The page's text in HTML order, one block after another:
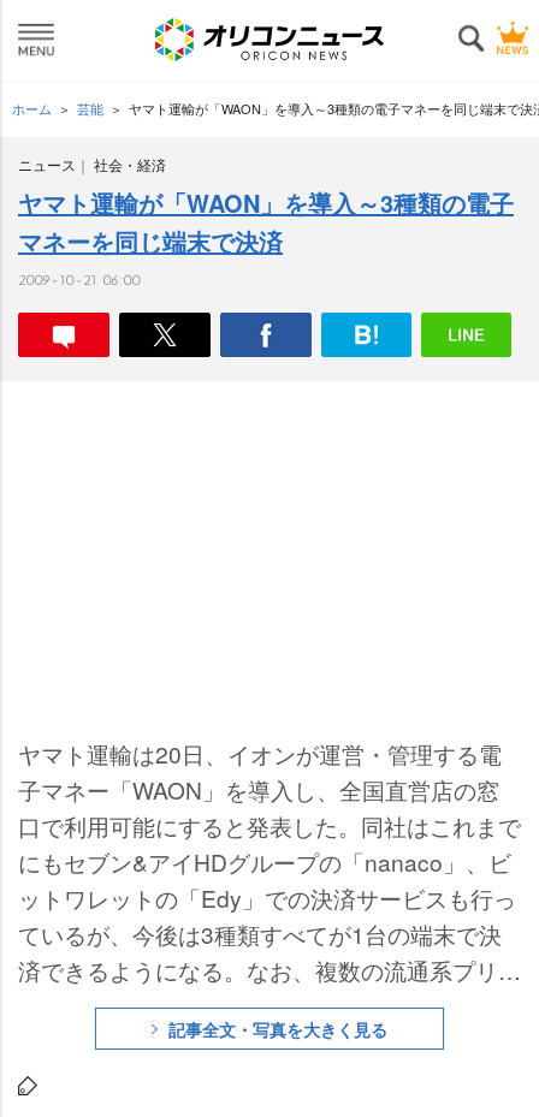
ホーム 芸能 ヤマト運輸が「WAON」を導入～3種類の電子マネーを同じ端末で決
ニュース 社会・経済
ヤマト運輸が「WAON」を導入～3種類の電子
マネーを同じ端末で決済
2009-10-21 06:00
ヤマト運輸は20日、イオンが運営・管理する電
子マネー「WAON」を導入し、全国直営店の窓
口で利用可能にすると発表した。同社はこれまで
にもセブン&アイHDグループの「nanaco」、ビ
ットワレットの「Edy」での決済サービスも行っ
ているが、今後は3種類すべてが1台の端末で決
済できるようになる。なお、複数の流通系プリペ
イド型電子マネーを同一の端末で決済可能にする
ことは、電子マネー業界初の取り組みとなる。
記事全文・写真を大きく見る